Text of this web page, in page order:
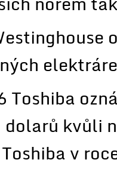
Toshiba
kvůli
v